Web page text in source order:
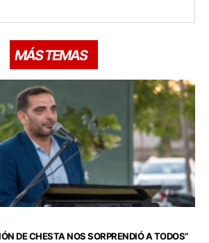
MÁS TEMAS
DE CHESTA NOS SORPRENDIÓ A TODOS”